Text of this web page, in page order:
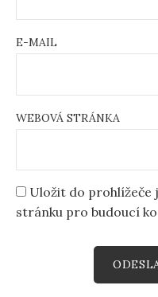
E-MAIL
WEBOVÁ STRÁNKA
Uložit do prohlížeče
stránku pro budoucí